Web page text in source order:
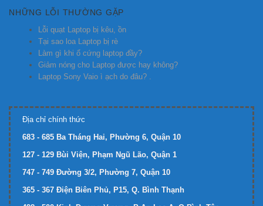
NHỮNG LỖI THƯỜNG GẶP
Lỗi quạt Laptop bị kêu, ồn
Tại sao loa Laptop bị rè
Làm gì khi ổ cứng laptop đầy?
Giảm nóng cho Laptop được hay không?
Laptop Sony Vaio ì ạch do đâu? .
Địa chỉ chính thức
683 - 685 Ba Tháng Hai, Phường 6, Quận 10
127 - 129 Bùi Viện, Phạm Ngũ Lão, Quận 1
747 - 749 Đường 3/2, Phường 7, Quận 10
365 - 367 Điện Biên Phủ, P15, Q. Bình Thạnh